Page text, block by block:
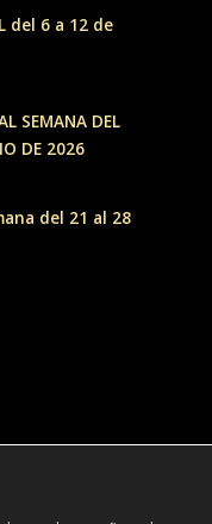
del 6 a 12 de
SEMANA DEL
DE 2026
del 21 al 28